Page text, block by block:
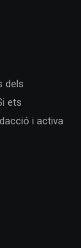
dels
ets
i activa